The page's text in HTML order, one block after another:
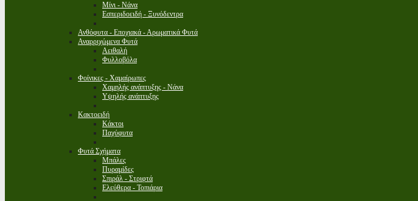
Μίνι - Νάνα
Εσπεριδοειδή - Ξυνόδεντρα
Ανθόφυτα - Εποχιακά - Αρωματικά Φυτά
Αναρριχώμενα Φυτά
Αειθαλή
Φυλλοβόλα
Φοίνικες - Χαμαίρωπες
Χαμηλής ανάπτυξης - Νάνα
Υψηλής ανάπτυξης
Κακτοειδή
Κάκτοι
Παχύφυτα
Φυτά Σχήματα
Μπάλες
Πυραμίδες
Σπιράλ - Στριφτά
Ελεύθερα - Τοπιάρια